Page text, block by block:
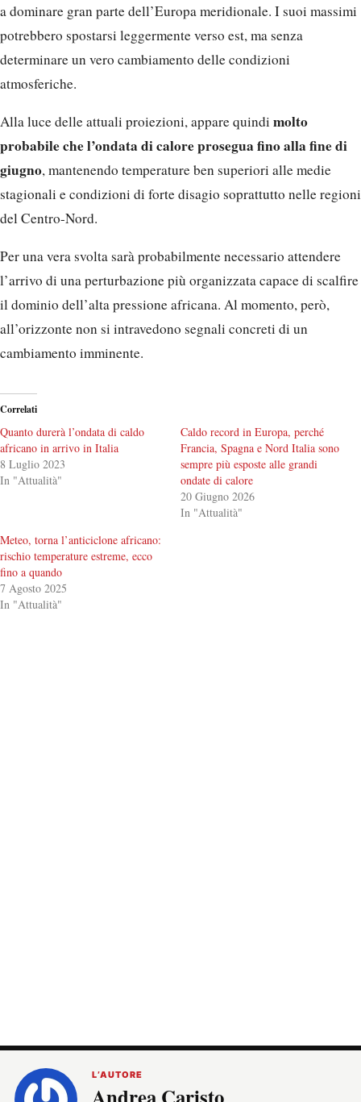
a dominare gran parte dell’Europa meridionale. I suoi massimi
potrebbero spostarsi leggermente verso est, ma senza
determinare un vero cambiamento delle condizioni
atmosferiche.
Alla luce delle attuali proiezioni, appare quindi molto
probabile che l’ondata di calore prosegua fino alla fine di
giugno, mantenendo temperature ben superiori alle medie
stagionali e condizioni di forte disagio soprattutto nelle regioni
del Centro-Nord.
Per una vera svolta sarà probabilmente necessario attendere
l’arrivo di una perturbazione più organizzata capace di scalfire
il dominio dell’alta pressione africana. Al momento, però,
all’orizzonte non si intravedono segnali concreti di un
cambiamento imminente.
Correlati
Quanto durerà l’ondata di caldo
africano in arrivo in Italia
8 Luglio 2023
In "Attualità"
Caldo record in Europa, perché
Francia, Spagna e Nord Italia sono
sempre più esposte alle grandi
ondate di calore
20 Giugno 2026
In "Attualità"
Meteo, torna l’anticiclone africano:
rischio temperature estreme, ecco
fino a quando
7 Agosto 2025
In "Attualità"
L’AUTORE